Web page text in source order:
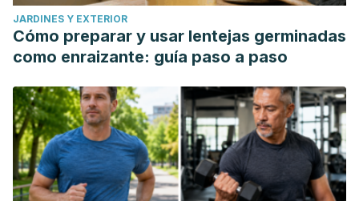
JARDINES Y EXTERIOR
Cómo preparar y usar lentejas germinadas
como enraizante: guía paso a paso